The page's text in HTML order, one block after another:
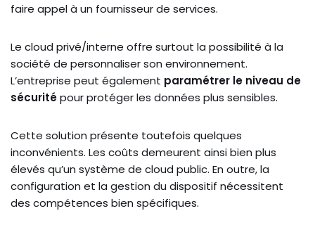
faire appel à un fournisseur de services.
Le cloud privé/interne offre surtout la possibilité à la
société de personnaliser son environnement.
L’entreprise peut également paramétrer le niveau de
sécuritépour protéger les données plus sensibles.
Cette solution présente toutefois quelques
inconvénients. Les coûts demeurent ainsi bien plus
élevés qu’un système de cloud public. En outre, la
configuration et la gestion du dispositif nécessitent
des compétences bien spécifiques.